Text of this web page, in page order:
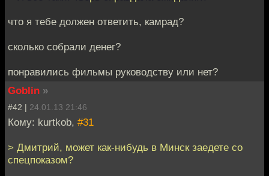
что я тебе должен ответить, камрад?
сколько собрали денег?
понравились фильмы руководству или нет?
Goblin »
#42 | 24.01.13 21:46
Кому: kurtkob, #31
> Дмитрий, может как-нибудь в Минск заедете со
спецпоказом?